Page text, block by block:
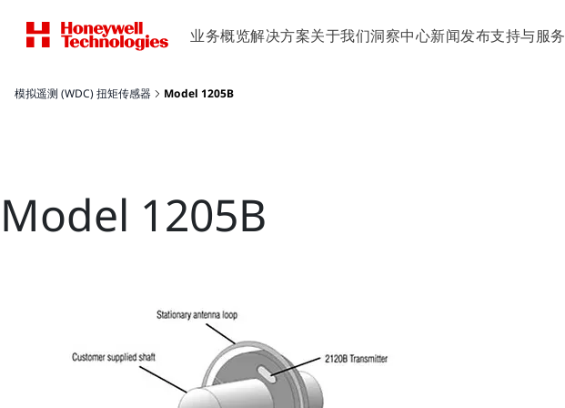
业务概览解决方案关于我们洞察中心新闻发布支持与服务
模拟遥测 (WDC) 扭矩传感器 Model 1205B
Model 1205B